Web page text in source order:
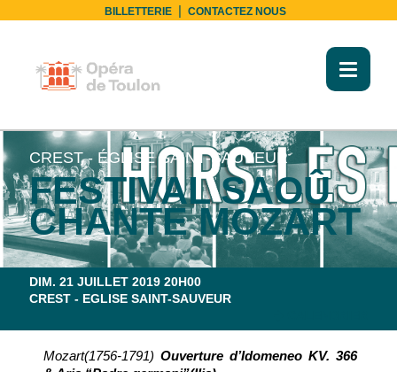
BILLETTERIE CONTACTEZ NOUS
CREST - ÉGLISE SAINT-SAUVEUR
FESTIVAL SAOÛ
CHANTE MOZART
DIM. 21 JUILLET 2019 20H00
CREST - EGLISE SAINT-SAUVEUR
Mozart(1756-1791) Ouverture d’Idomeneo KV. 366